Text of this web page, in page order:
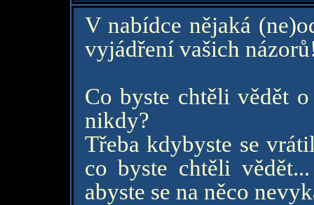
V nabídce nějaká
vyjádření vašich
Co byste chtěli vědět
nikdy?
Třeba kdybyste se
co byste chtěli
abyste se na něco